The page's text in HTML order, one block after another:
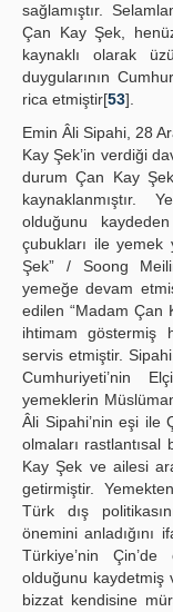
sağlamıştır.
Çan Kay Şek,
kaynaklı olarak
duygularının
rica etmiştir[53].
Emin Âli Sipahi, 28
Kay Şek’in verdiği
durum Çan Kay
kaynaklanmıştır.
olduğunu
çubukları ile yemek
Şek” / Soong
yemeğe devam
edilen “Madam Çan
ihtimam göstermiş
servis etmiştir.
Cumhuriyeti’nin
yemeklerin
Âli Sipahi’nin eşi ile
olmaları
Kay Şek ve ailesi
getirmiştir.
Türk dış
önemini anladığını
Türkiye’nin
olduğunu kaydetmiş
bizzat kendisine